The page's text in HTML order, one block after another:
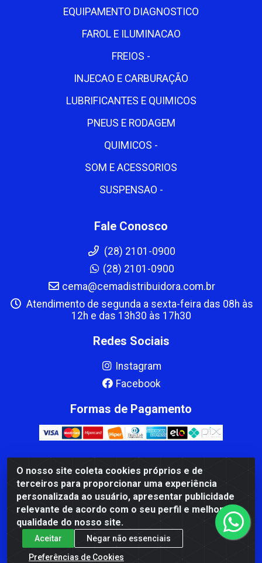
O nosso site coleta cookies próprios e de
terceiros para proporcionar uma experiência
personalizada ao usuário, apresentar publicidade
relevante de acordo com o seu perfil e melhorar a
qualidade do nosso site.
Aceitar
Negar não essenciais
Preferências de Cookies
EQUIPAMENTO DIAGNOSTICO
FAROL E ILUMINACAO
FREIOS -
INJECAO E CARBURAÇÃO
LUBRIFICANTES E QUIMICOS
PNEUS E RODAGEM
QUIMICOS -
SOM E ACESSORIOS
SUSPENSAO -
Fale Conosco
(28) 2101-0900
(28) 2101-0900
cema@cemadistribuidora.com.br
Atendimento de segunda a sexta-feira das 08h às
12h e das 13h30 às 17h30
Redes Sociais
Instagram
Facebook
Formas de Pagamento
CBP MACEDO COMERCIO PEÇAS LTDA Matriz - av Mauro
Miranda Madureira, 1249 - Coramara , Cachoeiro de
Itapemirim/ES - CEP 29.311-310 - CNPJ 00.502.680/0001-41